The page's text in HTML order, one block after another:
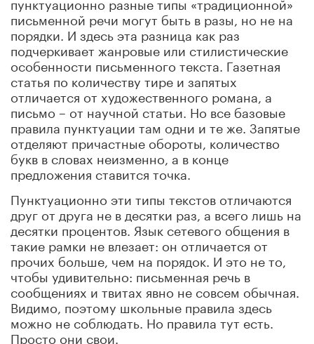
письменной речи могут быть в разы, но не на
порядки. И здесь эта разница как раз
подчеркивает жанровые или стилистические
особенности письменного текста. Газетная
статья по количеству тире и запятых
отличается от художественного романа, а
письмо – от научной статьи. Но все базовые
правила пунктуации там одни и те же. Запятые
отделяют причастные обороты, количество
букв в словах неизменно, а в конце
предложения ставится точка.
Пунктуационно эти типы текстов отличаются
друг от друга не в десятки раз, а всего лишь на
десятки процентов. Язык сетевого общения в
такие рамки не влезает: он отличается от
прочих больше, чем на порядок. И это не то,
чтобы удивительно: письменная речь в
сообщениях и твитах явно не совсем обычная.
Видимо, поэтому школьные правила здесь
можно не соблюдать. Но правила тут есть.
Просто они свои.